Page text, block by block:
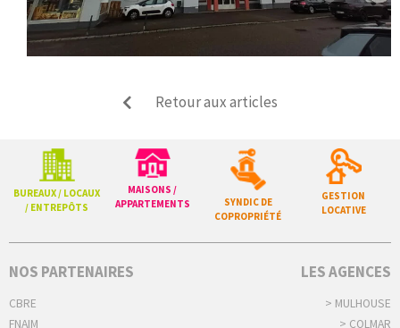
Retour aux articles
BUREAUX / LOCAUX
/ ENTREPÔTS
MAISONS /
APPARTEMENTS
SYNDIC DE
COPROPRIÉTÉ
GESTION
LOCATIVE
NOS PARTENAIRES
CBRE
FNAIM
LES AGENCES
> MULHOUSE
> COLMAR